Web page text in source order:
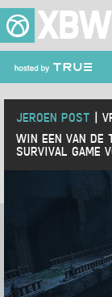
XBW
JEROEN POST |
WIN EEN VAN DE
SURVIVAL GAME